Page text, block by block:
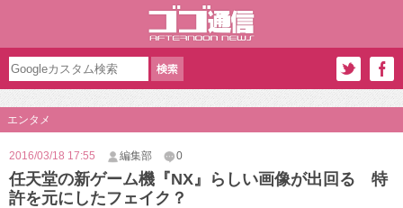
エンタメ
2016/03/18 17:55 編集部 0
任天堂の新ゲーム機『NX』らしい画像が出回る 特
許を元にしたフェイク？